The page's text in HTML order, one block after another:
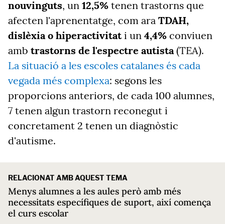
nouvinguts, un 12,5% tenen trastorns que
afecten l'aprenentatge, com ara TDAH,
dislèxia o hiperactivitati un 4,4% conviuen
amb trastorns de l'espectre autista(TEA).
La situació a les escoles catalanes és cada
vegada més complexa: segons les
proporcions anteriors, de cada 100 alumnes,
7 tenen algun trastorn reconegut i
concretament 2 tenen un diagnòstic
d'autisme.
RELACIONAT AMB AQUEST TEMA
Menys alumnes a les aules però amb més
necessitats específiques de suport, així comença
el curs escolar